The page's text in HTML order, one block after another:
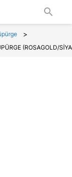
search
>
(ROSAGOLD/